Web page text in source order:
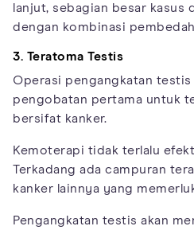
lanjut, sebagian besar kasus
dengan kombinasi
3. Teratoma Testis
Operasi pengangkatan testis
pengobatan pertama untuk
bersifat kanker.
Kemoterapi tidak terlalu
Terkadang ada campuran
kanker lainnya yang
Pengangkatan testis akan